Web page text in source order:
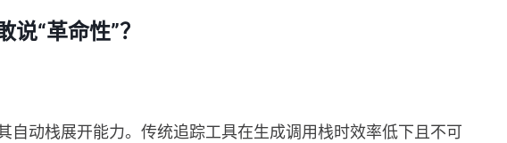
“革命性”？
自动栈展开能力。传统追踪工具在生成调用栈时效率低下且不可